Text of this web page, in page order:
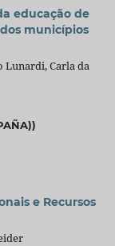
educação de
municípios
Lunardi, Carla da
e Recursos